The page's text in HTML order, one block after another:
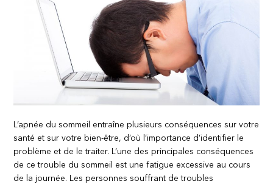
L’apnée du sommeil entraîne plusieurs conséquences sur votre
santé et sur votre bien-être, d’où l’importance d’identifier le
problème et de le traiter. L’une des principales conséquences
de ce trouble du sommeil est une fatigue excessive au cours
de la journée. Les personnes souffrant de troubles